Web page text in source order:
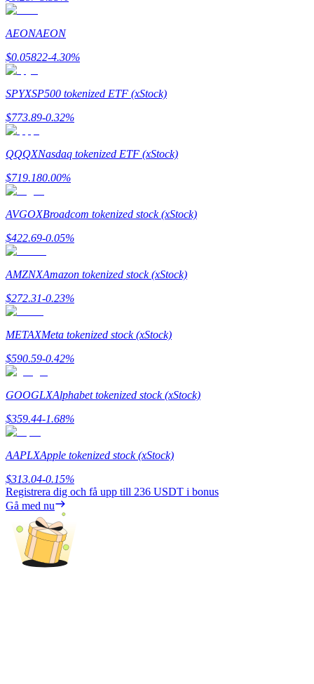
Power Piggy
Tjäna konkurrenskraftiga belöningar dagligen
Utsättning
Hög avkastning och omedelbar tillgång
Launchpool
Flexibel insats för att tjäna populära tokens
AEONAEON
$0.05822-4.30%
SPYXSP500 tokenized ETF (xStock)
$773.89-0.32%
QQQXNasdaq tokenized ETF (xStock)
$719.180.00%
AVGOXBroadcom tokenized stock (xStock)
$422.69-0.05%
AMZNXAmazon tokenized stock (xStock)
$272.31-0.23%
METAXMeta tokenized stock (xStock)
$590.59-0.42%
GOOGLXAlphabet tokenized stock (xStock)
$359.44-1.68%
AAPLXApple tokenized stock (xStock)
$313.04-0.15%
Registrera dig och få upp till 236 USDT i bonus
Gå med nu